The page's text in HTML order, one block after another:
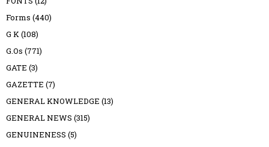
Forms (440)
G K(108)
G.Os (771)
GATE (3)
GAZETTE (7)
GENERAL KNOWLEDGE (13)
GENERAL NEWS (315)
GENUINENESS (5)